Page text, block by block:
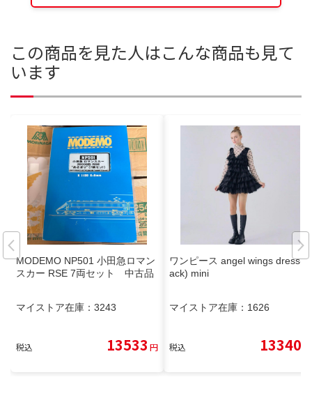
この商品を見た人はこんな商品も見て
います
MODEMO NP501 小田急ロマン
スカー RSE 7両セット 中古品
マイストア在庫： 3243
税込 13533 円
ワンピース angel wings dress(bl
ack) mini
マイストア在庫： 1626
税込 13340